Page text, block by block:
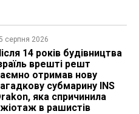
серпня 2026
14 років будівництва
врешті решт
отримав нову
субмарину INS
яка спричинила
в рашистів